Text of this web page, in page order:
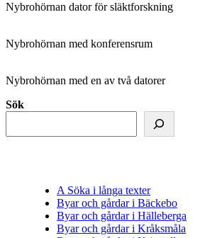
Nybrohörnan dator för släktforskning
Nybrohörnan med konferensrum
Nybrohörnan med en av två datorer
Sök
A Söka i långa texter
Byar och gårdar i Bäckebo
Byar och gårdar i Hälleberga
Byar och gårdar i Kråksmåla